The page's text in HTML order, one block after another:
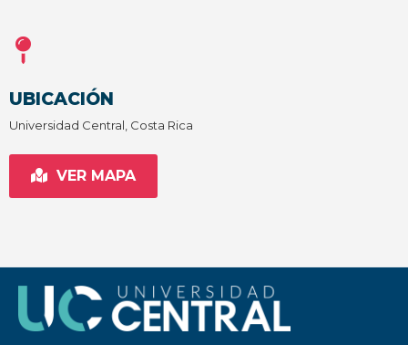
UBICACIÓN
Universidad Central, Costa Rica
VER MAPA